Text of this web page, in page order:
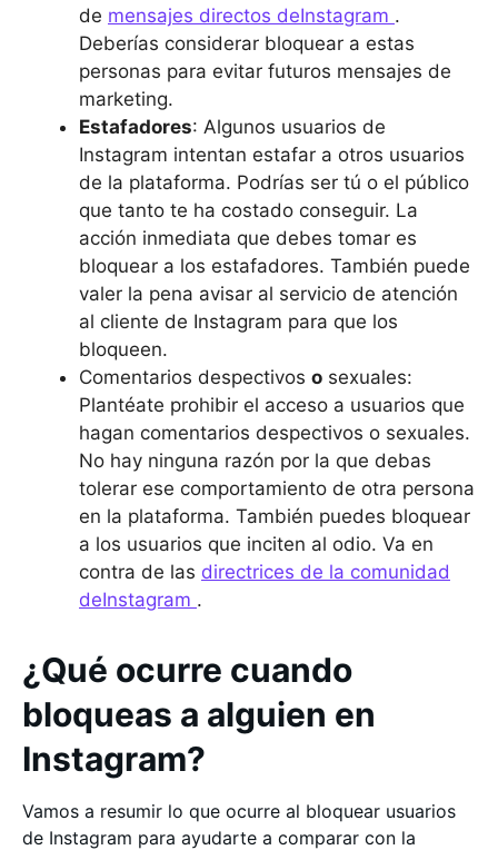
de mensajes directos deInstagram .
Deberías considerar bloquear a estas
personas para evitar futuros mensajes de
marketing.
Estafadores: Algunos usuarios de
Instagram intentan estafar a otros usuarios
de la plataforma. Podrías ser tú o el público
que tanto te ha costado conseguir. La
acción inmediata que debes tomar es
bloquear a los estafadores. También puede
valer la pena avisar al servicio de atención
al cliente de Instagram para que los
bloqueen.
Comentarios despectivos o sexuales:
Plantéate prohibir el acceso a usuarios que
hagan comentarios despectivos o sexuales.
No hay ninguna razón por la que debas
tolerar ese comportamiento de otra persona
en la plataforma. También puedes bloquear
a los usuarios que inciten al odio. Va en
contra de las directrices de la comunidad
deInstagram .
¿Qué ocurre cuando
bloqueas a alguien en
Instagram?
Vamos a resumir lo que ocurre al bloquear usuarios
de Instagram para ayudarte a comparar con la